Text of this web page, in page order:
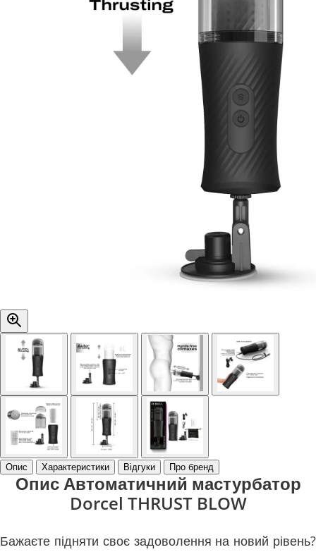
Опис Характеристики Відгуки Про бренд
Опис Автоматичний мастурбатор
Dorcel THRUST BLOW
Бажаєте підняти своє задоволення на новий рівень?